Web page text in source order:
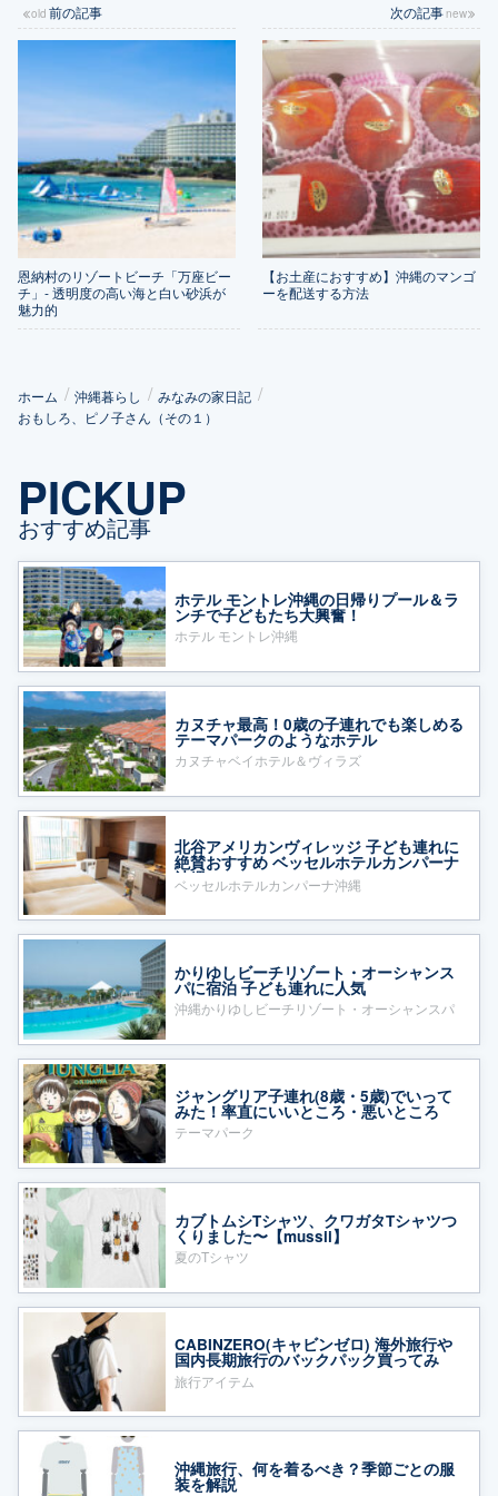
前の記事
恩納村のリゾートビーチ「万座ビー
チ」- 透明度の高い海と白い砂浜が
魅力的
次の記事
【お土産におすすめ】沖縄のマンゴ
ーを配送する方法
ホーム 沖縄暮らし
みなみの家日記
おもしろ、ピノ子さん（その１）
PICKUP
おすすめ記事
ホテル モントレ沖縄の日帰りプール＆ラ
ンチで子どもたち大興奮！
ホテル モントレ沖縄
カヌチャ最高！0歳の子連れでも楽しめる
テーマパークのようなホテル
カヌチャベイホテル＆ヴィラズ
北谷アメリカンヴィレッジ 子ども連れに
絶賛おすすめ ベッセルホテルカンパーナ
沖縄
ベッセルホテルカンパーナ沖縄
かりゆしビーチリゾート・オーシャンス
パに宿泊 子ども連れに人気
沖縄かりゆしビーチリゾート・オーシャンスパ
ジャングリア子連れ(8歳・5歳)でいって
みた！率直にいいところ・悪いところ
テーマパーク
カブトムシTシャツ、クワガタTシャツつ
くりました〜【mussii】
夏のTシャツ
CABINZERO(キャビンゼロ) 海外旅行や
国内長期旅行のバックパック買ってみ
た！
旅行アイテム
沖縄旅行、何を着るべき？季節ごとの服
装を解説